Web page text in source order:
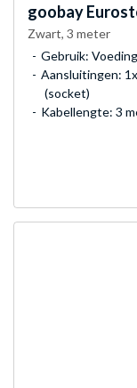
goobay
Zwart, 3 meter
Gebruik:
Aansluitingen:
(socket)
Kabellengte: 3